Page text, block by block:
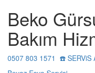
Beko
Bakım
0507 803 1571 ☎️ SERViS